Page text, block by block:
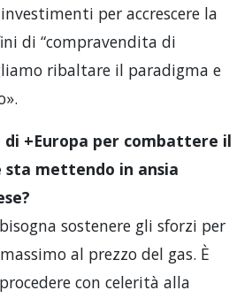
per accrescere la
di “compravendita di
ribaltare il paradigma e
+Europa per combattere il
sta mettendo in ansia
sostenere gli sforzi per
al prezzo del gas. È
con celerità alla